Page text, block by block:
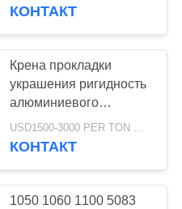
крышки бутылки
КОНТАКТ
Крена прокладки
украшения ригидность
алюминиевого
облегченная
высокопрочная весьма
USD1500-3000 PER TON MOQ:1ТОН
КОНТАКТ
1050 1060 1100 5083